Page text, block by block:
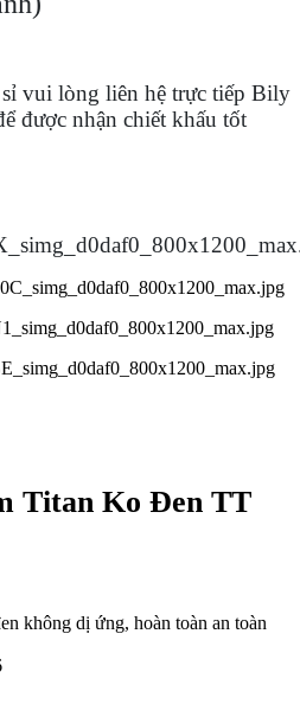
vui lòng liên hệ trực tiếp Bily
được nhận chiết khấu tốt
Titan Ko Đen TT
không dị ứng, hoàn toàn an toàn